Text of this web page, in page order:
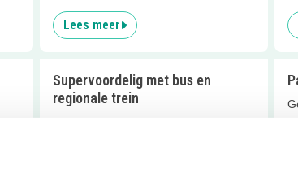
Lees meer
Supervoordelig met bus en
regionale trein